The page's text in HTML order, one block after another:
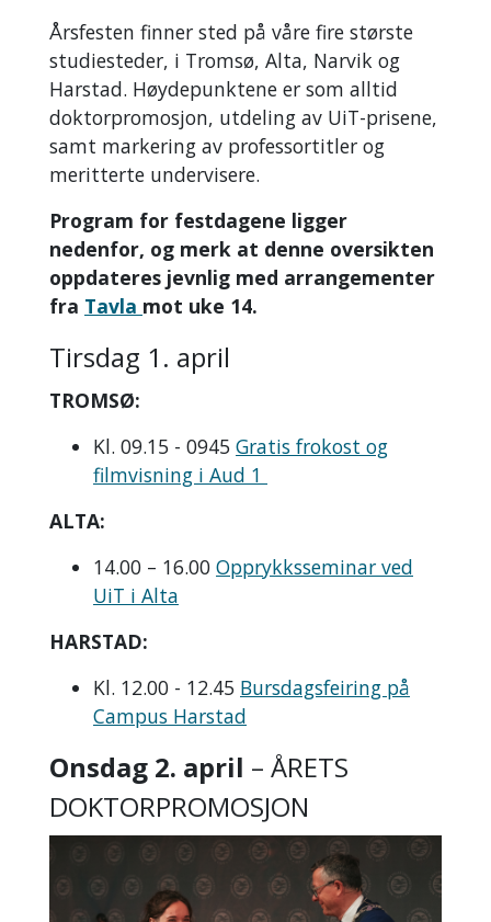
Årsfesten finner sted på våre fire største
studiesteder, i Tromsø, Alta, Narvik og
Harstad. Høydepunktene er som alltid
doktorpromosjon, utdeling av UiT-prisene,
samt markering av professortitler og
meritterte undervisere.
Program for festdagene ligger
nedenfor, og merk at denne oversikten
oppdateres jevnlig med arrangementer
fra Tavla mot uke 14.
Tirsdag 1. april
TROMSØ:
Kl. 09.15 - 0945 Gratis frokost og
filmvisning i Aud 1
ALTA:
14.00 – 16.00 Opprykksseminar ved
UiT i Alta
HARSTAD:
Kl. 12.00 - 12.45 Bursdagsfeiring på
Campus Harstad
Onsdag 2. april – ÅRETS
DOKTORPROMOSJON